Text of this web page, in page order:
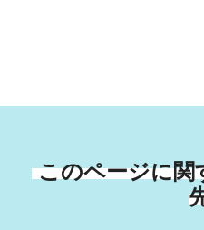
このページに関